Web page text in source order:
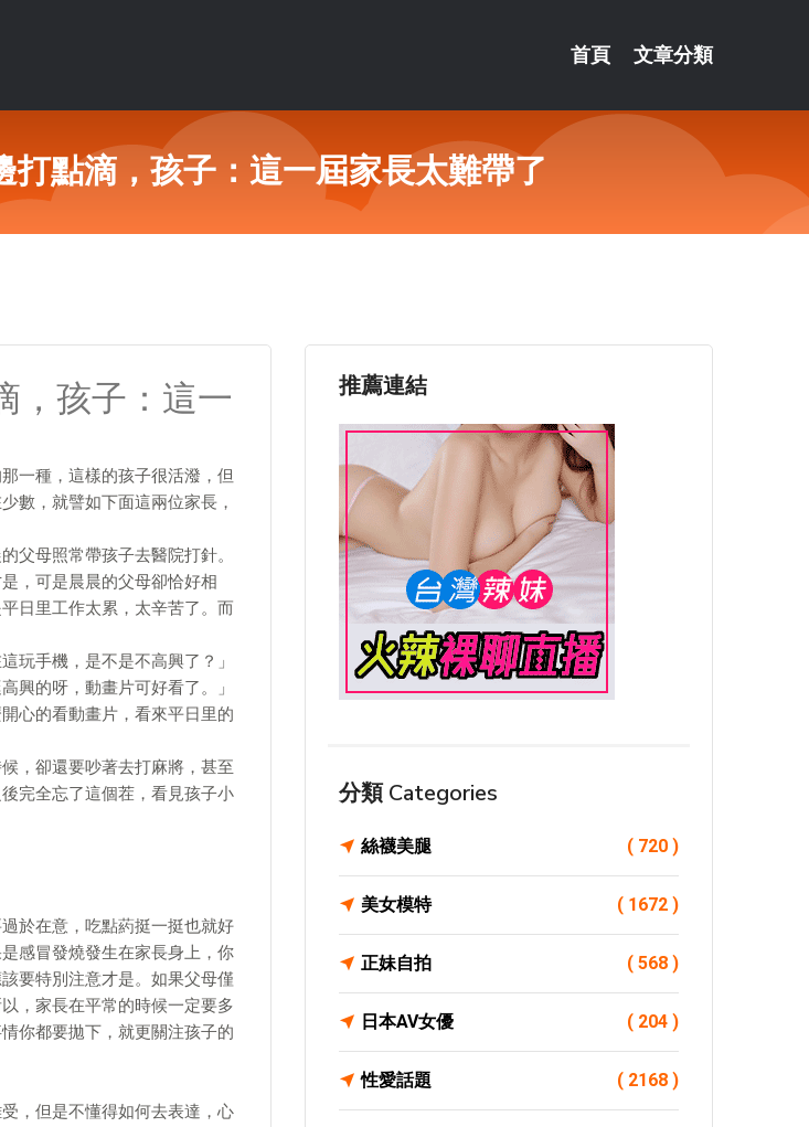
首頁 文章分類
點滴，孩子：這一屆家長太難帶了
，孩子：這一
一種，這樣的孩子很活潑，但
數，就譬如下面這兩位家長，
父母照常帶孩子去醫院打針。
，可是晨晨的父母卻恰好相
日里工作太累，太辛苦了。而
玩手機，是不是不高興了？」
興的呀，動畫片可好看了。」
心的看動畫片，看來平日里的
，卻還要吵著去打麻將，甚至
完全忘了這個茬，看見孩子小
於在意，吃點葯挺一挺也就好
感冒發燒發生在家長身上，你
要特別注意才是。如果父母僅
，家長在平常的時候一定要多
你都要拋下，就更關注孩子的
，但是不懂得如何去表達，心
推薦連結
分類 Categories
絲襪美腿 ( 720 )
美女模特 ( 1672 )
正妹自拍 ( 568 )
日本AV女優 ( 204 )
性愛話題 ( 2168 )